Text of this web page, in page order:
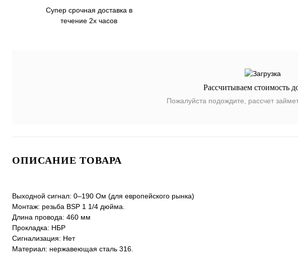
Супер срочная доставка в
течение 2х часов
Рассчитываем стоимость
Пожалуйста подождите, рассчет
ОПИСАНИЕ ТОВАРА
Выходной сигнал: 0–190 Ом (для европейского рынка)
Монтаж: резьба BSP 1 1/4 дюйма.
Длина провода: 460 мм
Прокладка: НБР
Сигнализация: Нет
Материал: нержавеющая сталь 316.